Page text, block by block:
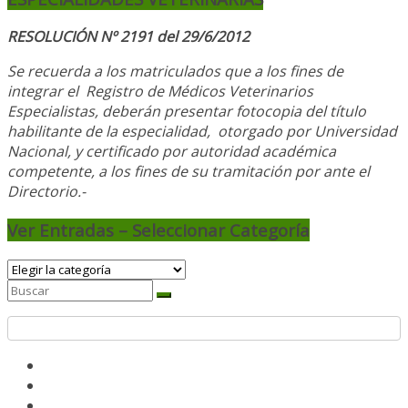
RESOLUCIÓN Nº 2191 del 29/6/2012
Se recuerda a los matriculados que a los fines de
integrar el Registro de Médicos Veterinarios
Especialistas, deberán presentar fotocopia del título
habilitante de la especialidad, otorgado por Universidad
Nacional, ycertificado por autoridad académica
competente, a los fines de su tramitación por ante el
Directorio.-
Ver Entradas – Seleccionar Categoría
Ver
Entradas
–
Categoría